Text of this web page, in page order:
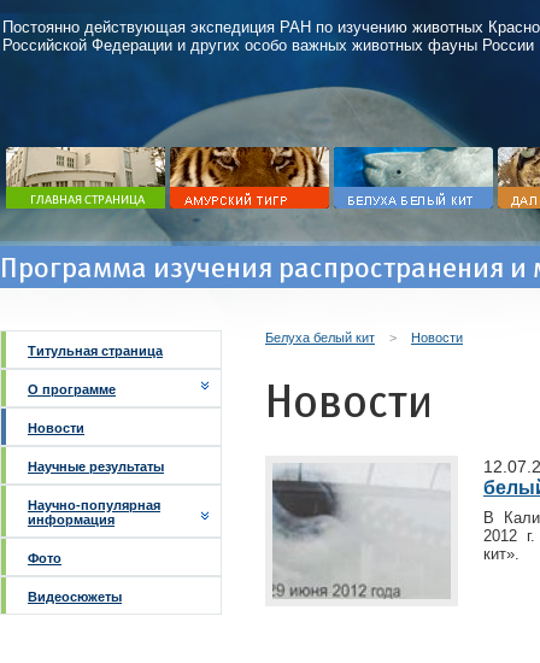
Постоянно действующая экспедиция РАН по изучению животных
Российской Федерации и других особо важных животных фауны России
Программа изучения распространения и
Титульная страница
О программе
Новости
Научные результаты
Научно-популярная
информация
Фото
Видеосюжеты
Белуха белый кит > Новости
Новости
В
2012
кит».